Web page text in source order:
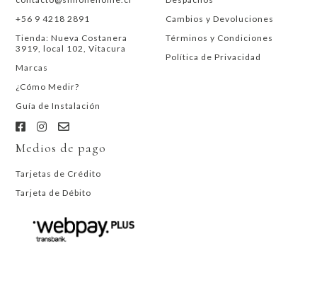
+56 9 4218 2891
Tienda: Nueva Costanera
3919, local 102, Vitacura
Marcas
¿Cómo Medir?
Guía de Instalación
Cambios y Devoluciones
Términos y Condiciones
Política de Privacidad
Medios de pago
Tarjetas de Crédito
Tarjeta de Débito